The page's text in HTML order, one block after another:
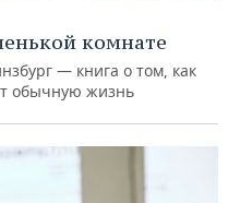
комнате
— книга о том, как
обычную жизнь